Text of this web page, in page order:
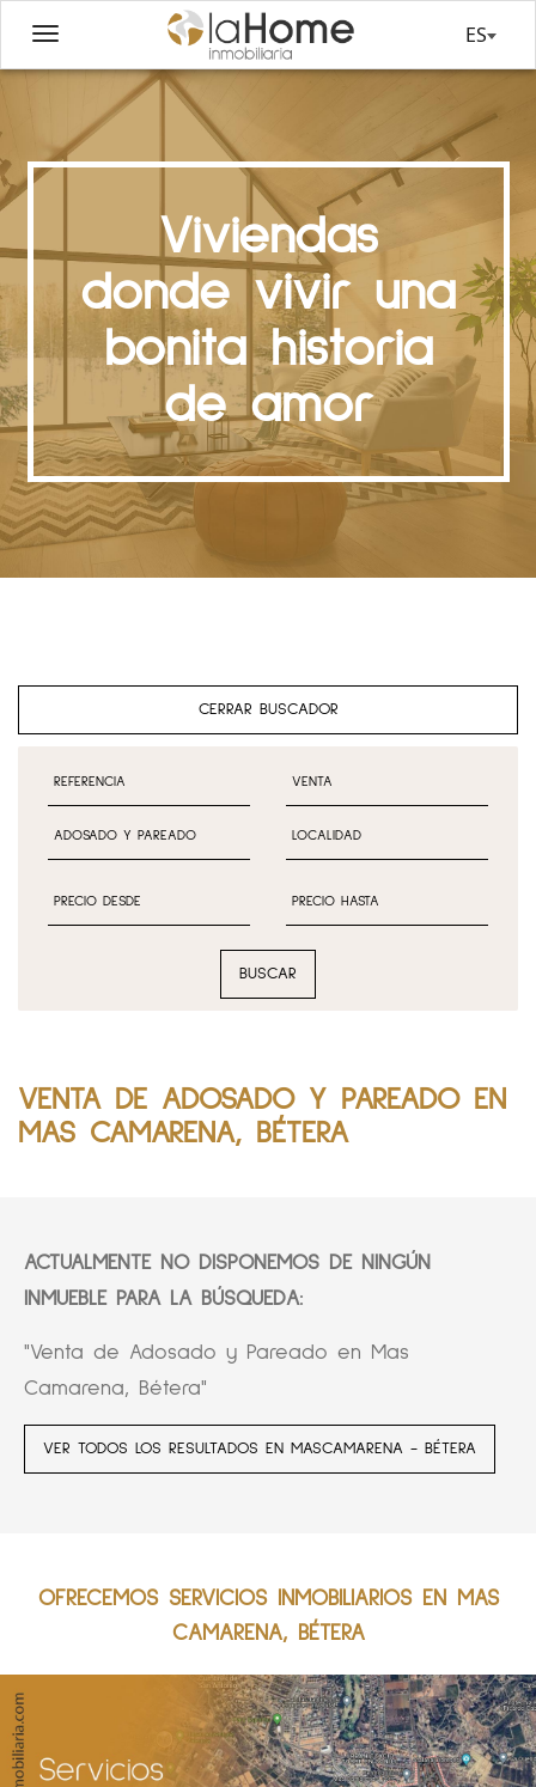
ES
Viviendas
donde vivir una
bonita historia
de amor
CERRAR BUSCADOR
BUSCAR
VENTA DE ADOSADO Y PAREADO EN
MAS CAMARENA, BÉTERA
ACTUALMENTE NO DISPONEMOS DE NINGÚN
INMUEBLE PARA LA BÚSQUEDA:
"Venta de Adosado y Pareado en Mas
Camarena, Bétera"
VER TODOS LOS RESULTADOS EN MASCAMARENA - BÉTERA
OFRECEMOS SERVICIOS INMOBILIARIOS EN MAS
CAMARENA, BÉTERA